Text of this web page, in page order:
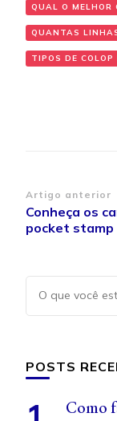
QUAL O MELHOR
QUANTAS
TIPOS DE COLOP
de
Artigo anterior
Conheça os
pocket stamp
POSTS
Como